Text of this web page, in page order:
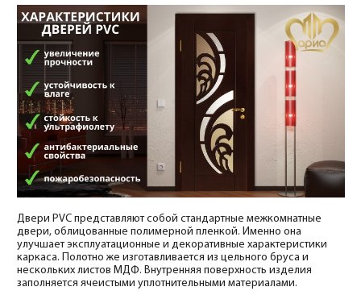
Двери PVC представляют собой стандартные межкомнатные
двери, облицованные полимерной пленкой. Именно она
улучшает эксплуатационные и декоративные характеристики
каркаса. Полотно же изготавливается из цельного бруса и
нескольких листов МДФ. Внутренняя поверхность изделия
заполняется ячеистыми уплотнительными материалами.